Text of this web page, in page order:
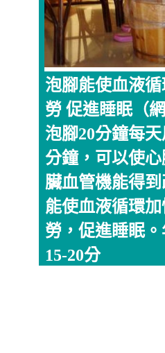
泡腳能使血液
勞 促進睡眠（
泡腳20分鐘每
分鐘，可以使
臟血管機能得
能使血液循環
勞，促進睡眠
15-20分